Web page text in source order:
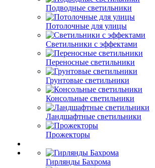
Подводные светильники
Потолочные для улицы
Светильники с эффектами
Переносные светильники
Грунтовые светильники
Консольные светильники
Ландшафтные светильники
Прожекторы
Гирлянды Бахрома